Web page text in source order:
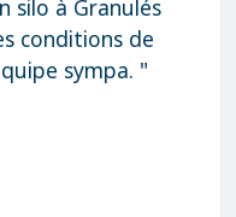
silo à Granulés
conditions de
sympa. "